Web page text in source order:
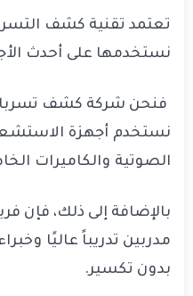
تعتمد تقنية كشف
نستخدمها على أحدث
فنحن شركة كشف
نستخدم أجهزة
الصوتية والكاميرات
بالإضافة إلى ذلك، فإن
مدربين تدريباً عاليًا
بدون تكسير.